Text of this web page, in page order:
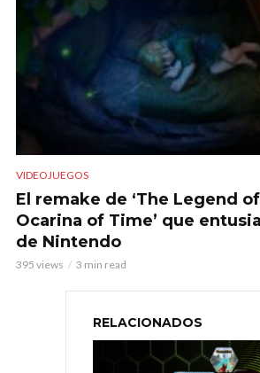
VIDEOJUEGOS
El remake de ‘The Legend
Ocarina of Time’ que
de Nintendo
395 views 3 min read
RELACIONADOS